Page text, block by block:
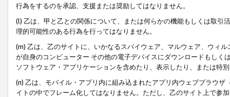
行為をするのを承認、支援または奨励してはなりません。
(l) 乙は、甲と乙との関係について、または何らかの機能もしくは取
理的可能性のある行為を行ってはなりません。
(m) 乙は、乙のサイトに、いかなるスパイウェア、マルウェア、ウィ
が自身のコンピューター その他の電子デバイスにダウンロードもし
ソフトウェア・アプリケーションを含めたり、表示したり、または特
(n) 乙は、モバイル・アプリ内に組み込まれたアプリ内ウェブブラウ
イトの中でフレーム化してはなりません。ただし、乙のサイト上で参